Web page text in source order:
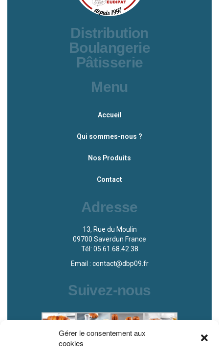
Gérer le consentement aux
cookies
Distribution
Boulangerie
Pâtisserie
Menu
Accueil
Qui sommes-nous ?
Nos Produits
Contact
Adresse
13, Rue du Moulin
09700 Saverdun France
Tél: 05.61.68.42.38
Email : contact@dbp09.fr
Suivez-nous